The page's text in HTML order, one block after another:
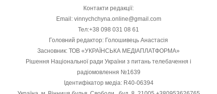
Контакти редакції:
Email: vinnychchyna.online@gmail.com
Тел:+38 098 031 08 61
Головний редактор: Голошивець Анастасія
Засновник: ТОВ «УКРАЇНСЬКА МЕДІАПЛАТФОРМА»
Рішення Національної ради України з питань телебачення і
радіомовлення №1639
Ідентифікатор медіа: R40-06394